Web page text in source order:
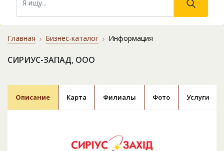
Главная Бизнес-каталог Информация
СИРИУС-ЗАПАД, ООО
Описание Карта Филиалы Фото Услуги